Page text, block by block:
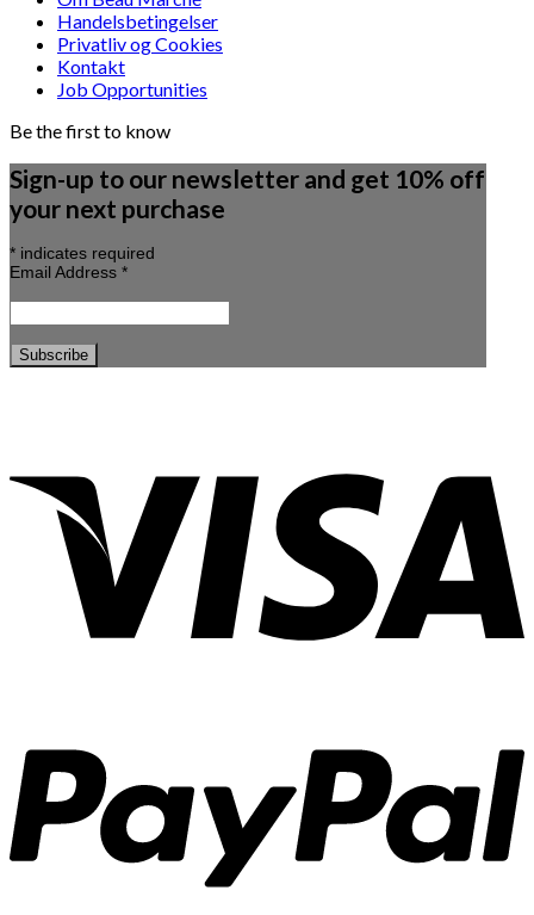
Handelsbetingelser
Privatliv og Cookies
Kontakt
Job Opportunities
Be the first to know
Sign-up to our newsletter and get 10% off
your next purchase
* indicates required
Email Address *